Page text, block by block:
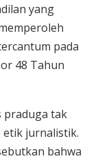
yang
pada
48 Tahun
praduga tak
etik jurnalistik.
bahwa